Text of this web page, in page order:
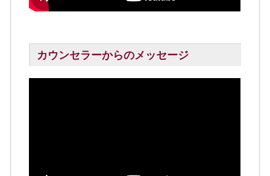
カウンセラーからのメッセージ